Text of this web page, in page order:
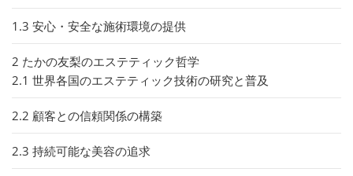
1.3 安心・安全な施術環境の提供
2 たかの友梨のエステティック哲学
2.1 世界各国のエステティック技術の研究と普及
2.2 顧客との信頼関係の構築
2.3 持続可能な美容の追求